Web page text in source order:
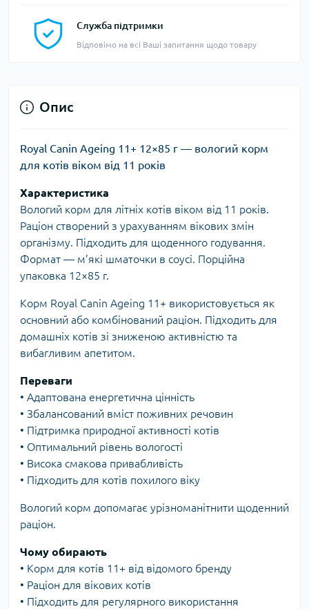
Служба підтримки
Відповімо на всі Ваші запитання щодо товару
Опис
Royal Canin Ageing 11+ 12×85 г — вологий корм
для котів віком від 11 років
Характеристика
Вологий корм для літніх котів віком від 11 років.
Раціон створений з урахуванням вікових змін
організму. Підходить для щоденного годування.
Формат — м’які шматочки в соусі. Порційна
упаковка 12×85 г.
Корм Royal Canin Ageing 11+ використовується як
основний або комбінований раціон. Підходить для
домашніх котів зі зниженою активністю та
вибагливим апетитом.
Переваги
• Адаптована енергетична цінність
• Збалансований вміст поживних речовин
• Підтримка природної активності котів
• Оптимальний рівень вологості
• Висока смакова привабливість
• Підходить для котів похилого віку
Вологий корм допомагає урізноманітнити щоденний
раціон.
Чому обирають
• Корм для котів 11+ від відомого бренду
• Раціон для вікових котів
• Підходить для регулярного використання